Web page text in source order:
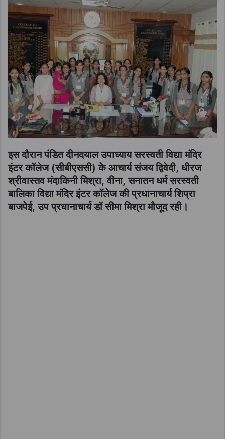
इस दौरान पंडित दीनदयाल उपाध्याय सरस्वती विद्या मंदिर
इंटर कॉलेज (सीबीएससी) के आचार्य संजय द्विवेदी, धीरज
श्रीवास्तव मंदाकिनी मिश्रा, वीना, सनातन धर्म सरस्वती
बालिका विद्या मंदिर इंटर कॉलेज की प्रधानाचार्य शिप्रा
बाजपेई, उप प्रधानाचार्य डॉ सीमा मिश्रा मौजूद रही।